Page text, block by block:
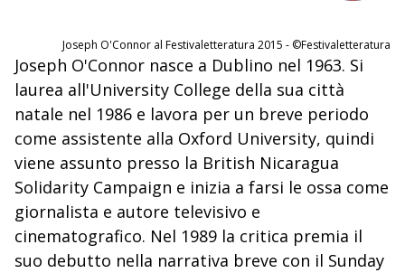
Joseph O'Connor al Festivaletteratura 2015 - ©Festivaletteratura
Joseph O'Connor nasce a Dublino nel 1963. Si
laurea all'University College della sua città
natale nel 1986 e lavora per un breve periodo
come assistente alla Oxford University, quindi
viene assunto presso la British Nicaragua
Solidarity Campaign e inizia a farsi le ossa come
giornalista e autore televisivo e
cinematografico. Nel 1989 la critica premia il
suo debutto nella narrativa breve con il Sunday